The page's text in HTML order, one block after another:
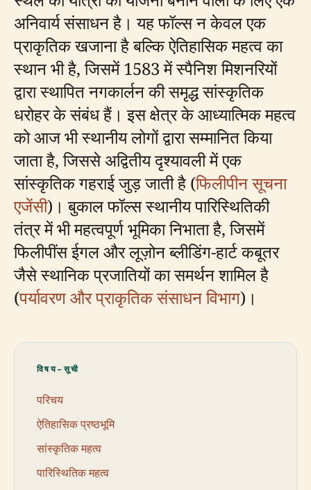
अनिवार्य संसाधन है। यह फॉल्स न केवल एक
प्राकृतिक खजाना है बल्कि ऐतिहासिक महत्व का
स्थान भी है, जिसमें 1583 में स्पैनिश मिशनरियों
द्वारा स्थापित नगकार्लन की समृद्ध सांस्कृतिक
धरोहर के संबंध हैं। इस क्षेत्र के आध्यात्मिक महत्व
को आज भी स्थानीय लोगों द्वारा सम्मानित किया
जाता है, जिससे अद्वितीय दृश्यावली में एक
सांस्कृतिक गहराई जुड़ जाती है (फिलीपीन सूचना
एजेंसी)। बुकाल फॉल्स स्थानीय पारिस्थितिकी
तंत्र में भी महत्वपूर्ण भूमिका निभाता है, जिसमें
फिलीपींस ईगल और लूज़ोन ब्लीडिंग-हार्ट कबूतर
जैसे स्थानिक प्रजातियों का समर्थन शामिल है
(पर्यावरण और प्राकृतिक संसाधन विभाग)।
विषय-सूची
परिचय
ऐतिहासिक प्रष्ठभूमि
सांस्कृतिक महत्व
पारिस्थितिक महत्व